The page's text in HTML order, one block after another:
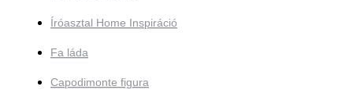
Íróasztal Home Inspiráció
Fa láda
Capodimonte figura